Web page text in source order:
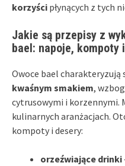
korzyści płynących z tych
Jakie są przepisy z
bael: napoje, kompoty
Owoce bael charakteryzują
kwaśnym smakiem,
cytrusowymi i korzennymi.
kulinarnych aranżacjach.
kompoty i desery:
orzeźwiające drinki